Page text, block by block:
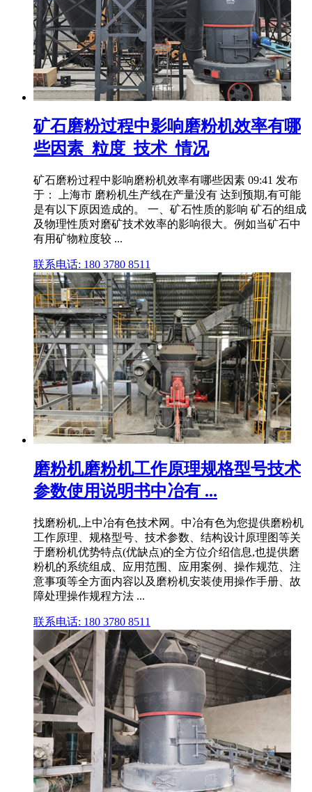
矿石磨粉过程中影响磨粉机效率有哪
些因素_粒度_技术_情况
矿石磨粉过程中影响磨粉机效率有哪些因素 09:41 发布
于： 上海市 磨粉机生产线在产量没有 达到预期,有可能
是有以下原因造成的。 一、矿石性质的影响 矿石的组成
及物理性质对磨矿技术效率的影响很大。例如当矿石中
有用矿物粒度较 ...
联系电话: 180 3780 8511
磨粉机磨粉机工作原理规格型号技术
参数使用说明书中冶有 ...
找磨粉机,上中冶有色技术网。中冶有色为您提供磨粉机
工作原理、规格型号、技术参数、结构设计原理图等关
于磨粉机优势特点(优缺点)的全方位介绍信息,也提供磨
粉机的系统组成、应用范围、应用案例、操作规范、注
意事项等全方面内容以及磨粉机安装使用操作手册、故
障处理操作规程方法 ...
联系电话: 180 3780 8511